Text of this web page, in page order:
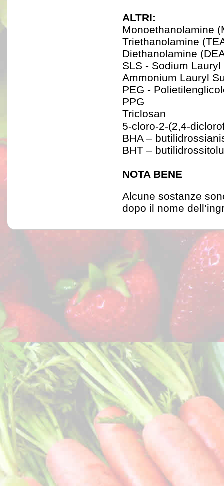
ALTRI:
Monoethanolamine
Triethanolamine
Diethanolamine
SLS - Sodium Lauryl
Ammonium Lauryl
PEG -
PPG
Triclosan
5-cloro-2-(2,4-
BHA –
BHT –
NOTA BENE
Alcune sostanze
dopo il nome